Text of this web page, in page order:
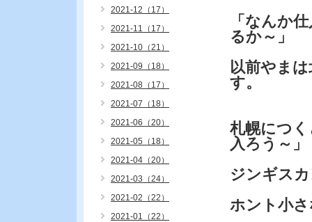
「なんか
るか～」
以前やま
す。
札幌につ
入ろう～」
ジンギス
ホント小
2021-12（17）
2021-11（17）
2021-10（21）
2021-09（18）
2021-08（17）
2021-07（18）
2021-06（20）
2021-05（18）
2021-04（20）
2021-03（24）
2021-02（22）
2021-01（22）